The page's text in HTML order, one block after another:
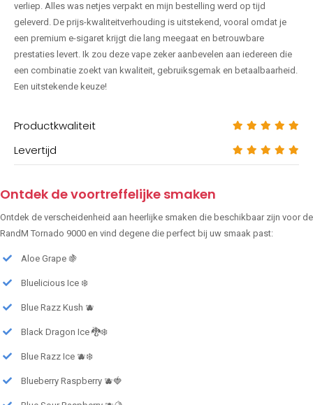
verliep. Alles was netjes verpakt en mijn bestelling werd op tijd
geleverd. De prijs-kwaliteitverhouding is uitstekend, vooral omdat je
een premium e-sigaret krijgt die lang meegaat en betrouwbare
prestaties levert. Ik zou deze vape zeker aanbevelen aan iedereen die
een combinatie zoekt van kwaliteit, gebruiksgemak en betaalbaarheid.
Een uitstekende keuze!
Productkwaliteit
Levertijd
Ontdek de voortreffelijke smaken
Ontdek de verscheidenheid aan heerlijke smaken die beschikbaar zijn voor de
RandM Tornado 9000 en vind degene die perfect bij uw smaak past:
Aloe Grape 🍇
Bluelicious Ice ❄️
Blue Razz Kush 🫐
Black Dragon Ice 🐉❄️
Blue Razz Ice 🫐❄️
Blueberry Raspberry 🫐🍓